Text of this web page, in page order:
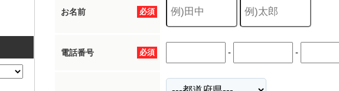
必須
お名前
必須
電話番号 - -